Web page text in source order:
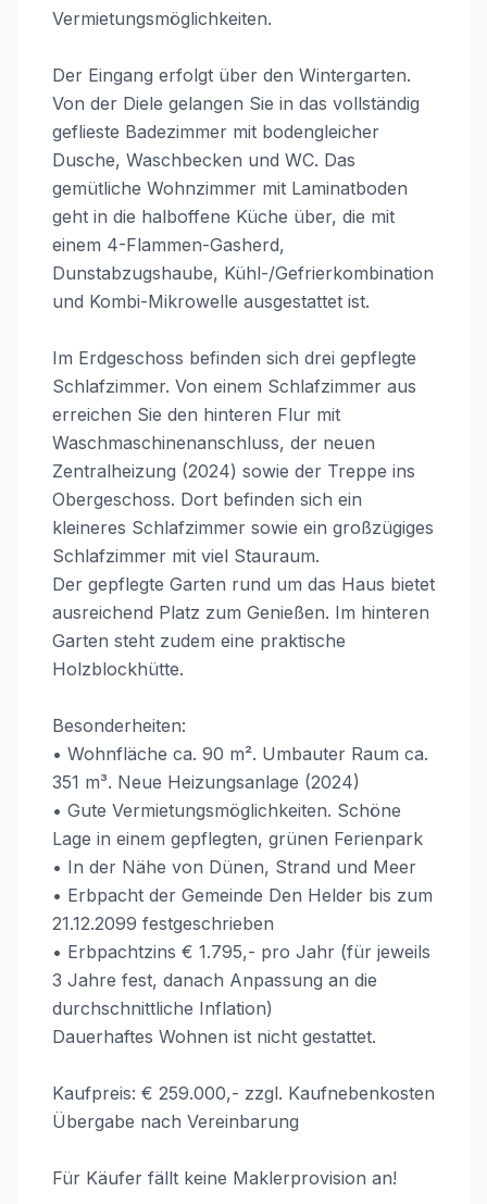
Vermietungsmöglichkeiten.
Der Eingang erfolgt über den Wintergarten.
Von der Diele gelangen Sie in das vollständig
geflieste Badezimmer mit bodengleicher
Dusche, Waschbecken und WC. Das
gemütliche Wohnzimmer mit Laminatboden
geht in die halboffene Küche über, die mit
einem 4-Flammen-Gasherd,
Dunstabzugshaube, Kühl-/Gefrierkombination
und Kombi-Mikrowelle ausgestattet ist.
Im Erdgeschoss befinden sich drei gepflegte
Schlafzimmer. Von einem Schlafzimmer aus
erreichen Sie den hinteren Flur mit
Waschmaschinenanschluss, der neuen
Zentralheizung (2024) sowie der Treppe ins
Obergeschoss. Dort befinden sich ein
kleineres Schlafzimmer sowie ein großzügiges
Schlafzimmer mit viel Stauraum.
Der gepflegte Garten rund um das Haus bietet
ausreichend Platz zum Genießen. Im hinteren
Garten steht zudem eine praktische
Holzblockhütte.
Besonderheiten:
• Wohnfläche ca. 90 m². Umbauter Raum ca.
351 m³. Neue Heizungsanlage (2024)
• Gute Vermietungsmöglichkeiten. Schöne
Lage in einem gepflegten, grünen Ferienpark
• In der Nähe von Dünen, Strand und Meer
• Erbpacht der Gemeinde Den Helder bis zum
21.12.2099 festgeschrieben
• Erbpachtzins € 1.795,- pro Jahr (für jeweils
3 Jahre fest, danach Anpassung an die
durchschnittliche Inflation)
Dauerhaftes Wohnen ist nicht gestattet.
Kaufpreis: € 259.000,- zzgl. Kaufnebenkosten
Übergabe nach Vereinbarung
Für Käufer fällt keine Maklerprovision an!